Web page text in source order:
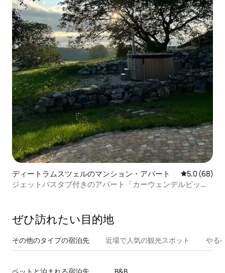
ディートラムスツェルのマンション・アパート レビュー68
5.0 (68)
ジェットバスタブ付きのアパート「カーウェンデルビッ
ぜひ訪⁠れ⁠た⁠い目⁠的⁠地
その他のタ⁠イ⁠プ⁠の宿⁠泊⁠先 近場で人気の観光スポット やる